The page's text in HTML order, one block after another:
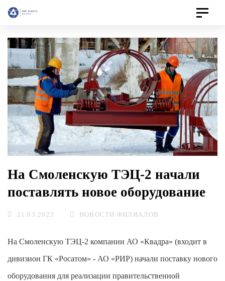
Toggle
На Смоленскую ТЭЦ-2 начали
поставлять новое оборудование
21.03.2023 НОВОСТИ ФИЛИАЛОВ
На Смоленскую ТЭЦ-2 компании АО «Квадра» (входит в
дивизион ГК «Росатом» - АО «РИР) начали поставку нового
оборудования для реализации правительственной